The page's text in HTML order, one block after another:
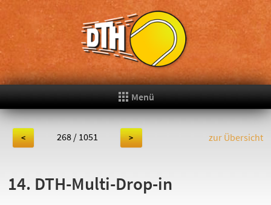
Menü
< 268 / 1051 > zur Übersicht
14. DTH-Multi-Drop-in